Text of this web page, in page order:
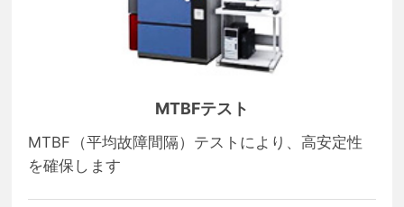
MTBFテスト
MTBF（平均故障間隔）テストにより、高安定性
を確保します